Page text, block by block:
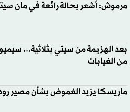
مرموش: أشعر بحالة رائعة في مان
بعد الهزيمة من سيتي بثلاثية...
من الغيابات
ماريسكا يزيد الغموض بشأن مصير